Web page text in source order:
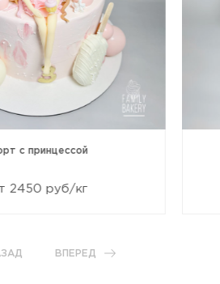
с принцессой
2450 руб/кг
ВПЕРЕД